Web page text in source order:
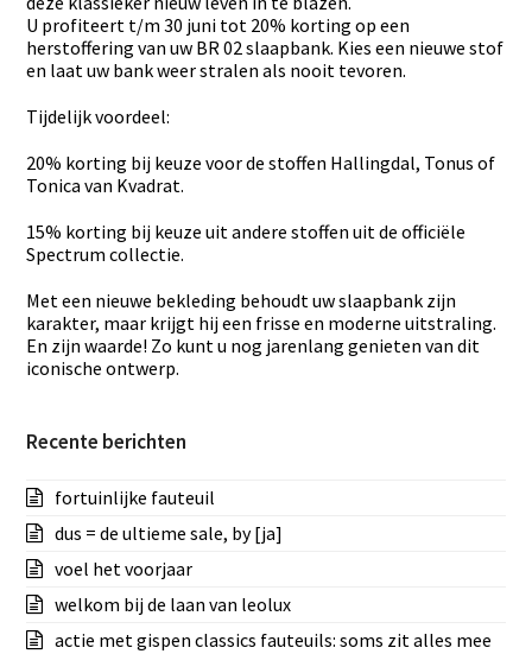
U profiteert t/m 30 juni tot 20% korting op een
herstoffering van uw BR 02 slaapbank. Kies een nieuwe stof
en laat uw bank weer stralen als nooit tevoren.
Tijdelijk voordeel:
20% korting bij keuze voor de stoffen Hallingdal, Tonus of
Tonica van Kvadrat.
15% korting bij keuze uit andere stoffen uit de officiële
Spectrum collectie.
Met een nieuwe bekleding behoudt uw slaapbank zijn
karakter, maar krijgt hij een frisse en moderne uitstraling.
En zijn waarde! Zo kunt u nog jarenlang genieten van dit
iconische ontwerp.
Recente berichten
fortuinlijke fauteuil
dus = de ultieme sale, by [ja]
voel het voorjaar
welkom bij de laan van leolux
actie met gispen classics fauteuils: soms zit alles mee